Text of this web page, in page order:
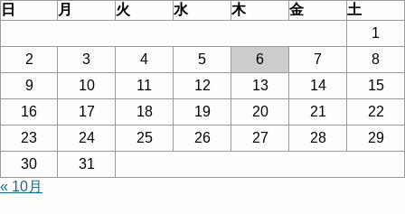
日
月 火 水 木 金
土
1
2
3 4 5 6 7
8
9
10 11 12 13 14
15
16
17 18 19 20 21
22
23
24 25 26 27 28
29
30
31
« 10月